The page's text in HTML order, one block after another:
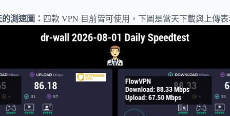
測速圖： 四款 VPN 目前皆可使用，下圖是當天下載與上傳